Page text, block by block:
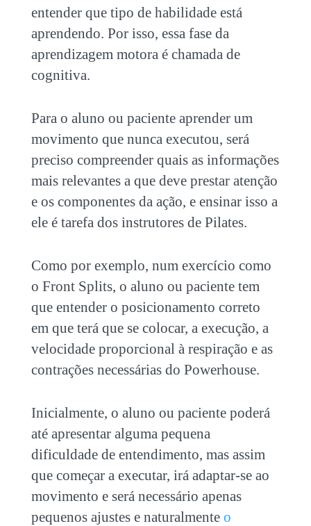
entender que tipo de habilidade está
aprendendo. Por isso, essa fase da
aprendizagem motora é chamada de
cognitiva.
Para o aluno ou paciente aprender um
movimento que nunca executou, será
preciso compreender quais as informações
mais relevantes a que deve prestar atenção
e os componentes da ação, e ensinar isso a
ele é tarefa dos instrutores de Pilates.
Como por exemplo, num exercício como
o Front Splits, o aluno ou paciente tem
que entender o posicionamento correto
em que terá que se colocar, a execução, a
velocidade proporcional à respiração e as
contrações necessárias do Powerhouse.
Inicialmente, o aluno ou paciente poderá
até apresentar alguma pequena
dificuldade de entendimento, mas assim
que começar a executar, irá adaptar-se ao
movimento e será necessário apenas
pequenos ajustes e naturalmente o